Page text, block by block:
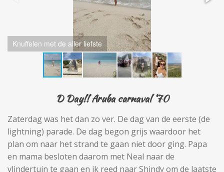
Knuffelen met de aller liefste
D Day!! Aruba carnaval ‘70
Zaterdag was het dan zo ver. De dag van de eerste (de
lightning) parade. De dag begon grijs waardoor het
plan om naar het strand te gaan niet door ging. Papa
en mama besloten daarom met Neal naar de
vlindertuin te gaan en ik reed naar Shindy om de laatste